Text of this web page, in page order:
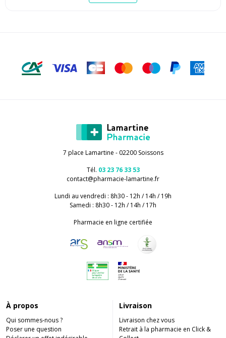
7 place Lamartine - 02200 Soissons
Tél. 03 23 76 33 53
contact@pharmacie-lamartine.fr
Lundi au vendredi : 8h30 - 12h / 14h / 19h
Samedi : 8h30 - 12h / 14h / 17h
Pharmacie en ligne certifiée
À propos
Qui sommes-nous ?
Poser une question
Livraison
Livraison chez vous
Retrait à la pharmacie en Click &